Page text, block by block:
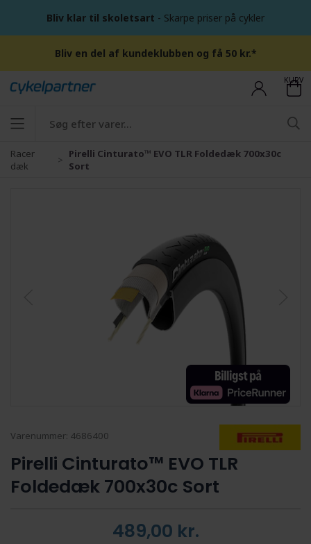
Bliv klar til skoletsart - Skarpe priser på cykler
Bliv en del af kundeklubben og få 50 kr.*
KURV
Racer
dæk
Pirelli Cinturato™ EVO TLR Foldedæk 700x30c
Sort
Varenummer: 4686400
Pirelli Cinturato™ EVO TLR
Foldedæk 700x30c Sort
489,00 kr.